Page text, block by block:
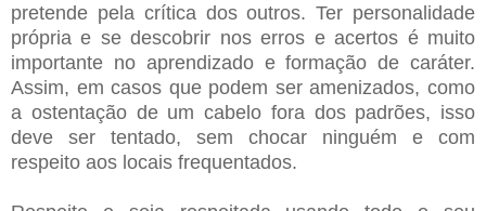
pretende pela crítica dos outros. Ter personalidade
própria e se descobrir nos erros e acertos é muito
importante no aprendizado e formação de caráter.
Assim, em casos que podem ser amenizados, como
a ostentação de um cabelo fora dos padrões, isso
deve ser tentado, sem chocar ninguém e com
respeito aos locais frequentados.